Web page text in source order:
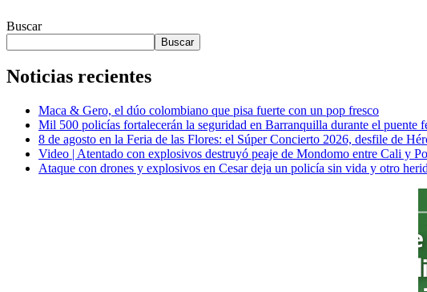
Buscar
Buscar
Noticias recientes
Maca & Gero, el dúo colombiano que pisa fuerte con un pop fresco
Mil 500 policías fortalecerán la seguridad en Barranquilla durante el puente
8 de agosto en la Feria de las Flores: el Súper Concierto 2026, desfile de
Video | Atentado con explosivos destruyó peaje de Mondomo entre Cali y
Ataque con drones y explosivos en Cesar deja un policía sin vida y otro